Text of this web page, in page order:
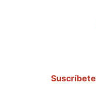
Suscríbete